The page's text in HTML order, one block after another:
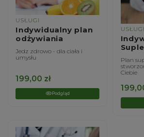
USŁUGI
Indywidualny plan
odżywiania
Jedz zdrowo - dla ciała i
umysłu
199,00 zł
Podgląd
USŁUGI
Plan
Ciebie